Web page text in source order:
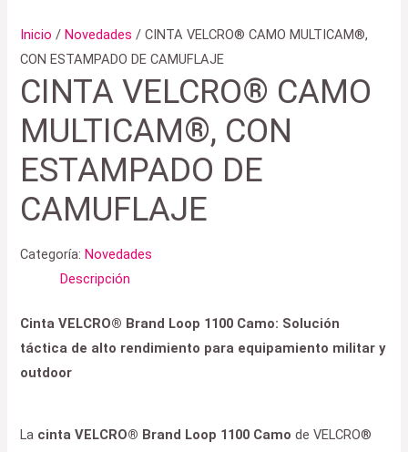
Inicio /Novedades / CINTA VELCRO® CAMO MULTICAM®,
CON ESTAMPADO DE CAMUFLAJE
CINTA VELCRO® CAMO
MULTICAM®, CON
ESTAMPADO DE
CAMUFLAJE
Categoría:Novedades
Descripción
Cinta VELCRO® Brand Loop 1100 Camo: Solución
táctica de alto rendimiento para equipamiento militar y
outdoor
La cinta VELCRO® Brand Loop 1100 Camo de VELCRO®